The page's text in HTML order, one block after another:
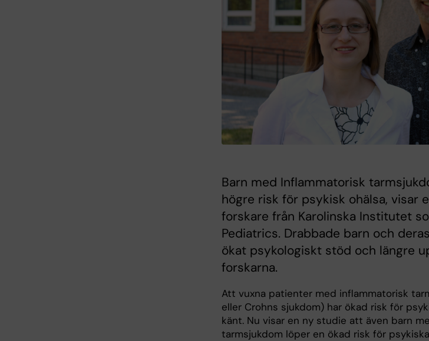
Barn med Inflammatorisk
högre risk för psykisk ohälsa, visar
forskare från Karolinska Institutet
Pediatrics. Drabbade barn och
ökat psykologiskt stöd och längre
forskarna.
Att vuxna patienter med inflammatorisk
eller Crohns sjukdom) har ökad risk för
känt. Nu visar en ny studie att även barn
tarmsjukdom löper en ökad risk för